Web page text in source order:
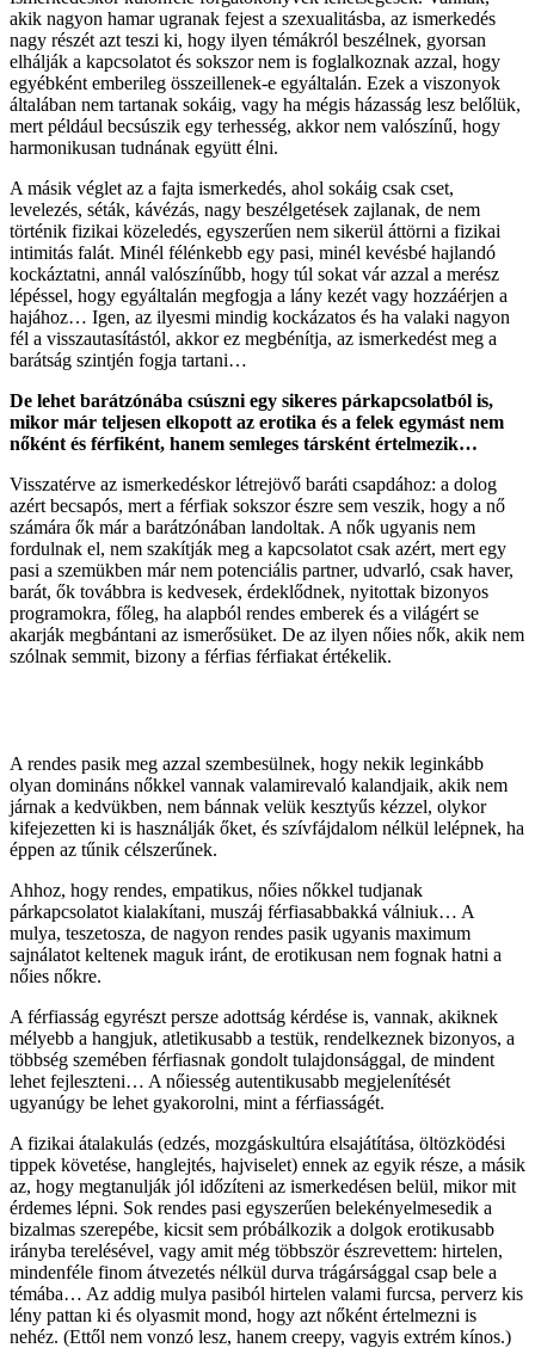
akik nagyon hamar ugranak fejest a szexualitásba, az ismerkedés
nagy részét azt teszi ki, hogy ilyen témákról beszélnek, gyorsan
elhálják a kapcsolatot és sokszor nem is foglalkoznak azzal, hogy
egyébként emberileg összeillenek-e egyáltalán. Ezek a viszonyok
általában nem tartanak sokáig, vagy ha mégis házasság lesz belőlük,
mert például becsúszik egy terhesség, akkor nem valószínű, hogy
harmonikusan tudnának együtt élni.
A másik véglet az a fajta ismerkedés, ahol sokáig csak cset,
levelezés, séták, kávézás, nagy beszélgetések zajlanak, de nem
történik fizikai közeledés, egyszerűen nem sikerül áttörni a fizikai
intimitás falát. Minél félénkebb egy pasi, minél kevésbé hajlandó
kockáztatni, annál valószínűbb, hogy túl sokat vár azzal a merész
lépéssel, hogy egyáltalán megfogja a lány kezét vagy hozzáérjen a
hajához… Igen, az ilyesmi mindig kockázatos és ha valaki nagyon
fél a visszautasítástól, akkor ez megbénítja, az ismerkedést meg a
barátság szintjén fogja tartani…
De lehet barátzónába csúszni egy sikeres párkapcsolatból is,
mikor már teljesen elkopott az erotika és a felek egymást nem
nőként és férfiként, hanem semleges társként értelmezik…
Visszatérve az ismerkedéskor létrejövő baráti csapdához: a dolog
azért becsapós, mert a férfiak sokszor észre sem veszik, hogy a nő
számára ők már a barátzónában landoltak. A nők ugyanis nem
fordulnak el, nem szakítják meg a kapcsolatot csak azért, mert egy
pasi a szemükben már nem potenciális partner, udvarló, csak haver,
barát, ők továbbra is kedvesek, érdeklődnek, nyitottak bizonyos
programokra, főleg, ha alapból rendes emberek és a világért se
akarják megbántani az ismerősüket. De az ilyen nőies nők, akik nem
szólnak semmit, bizony a férfias férfiakat értékelik.
A rendes pasik meg azzal szembesülnek, hogy nekik leginkább
olyan domináns nőkkel vannak valamirevaló kalandjaik, akik nem
járnak a kedvükben, nem bánnak velük kesztyűs kézzel, olykor
kifejezetten ki is használják őket, és szívfájdalom nélkül lelépnek, ha
éppen az tűnik célszerűnek.
Ahhoz, hogy rendes, empatikus, nőies nőkkel tudjanak
párkapcsolatot kialakítani, muszáj férfiasabbakká válniuk… A
mulya, teszetosza, de nagyon rendes pasik ugyanis maximum
sajnálatot keltenek maguk iránt, de erotikusan nem fognak hatni a
nőies nőkre.
A férfiasság egyrészt persze adottság kérdése is, vannak, akiknek
mélyebb a hangjuk, atletikusabb a testük, rendelkeznek bizonyos, a
többség szemében férfiasnak gondolt tulajdonsággal, de mindent
lehet fejleszteni… A nőiesség autentikusabb megjelenítését
ugyanúgy be lehet gyakorolni, mint a férfiasságét.
A fizikai átalakulás (edzés, mozgáskultúra elsajátítása, öltözködési
tippek követése, hanglejtés, hajviselet) ennek az egyik része, a másik
az, hogy megtanulják jól időzíteni az ismerkedésen belül, mikor mit
érdemes lépni. Sok rendes pasi egyszerűen belekényelmesedik a
bizalmas szerepébe, kicsit sem próbálkozik a dolgok erotikusabb
irányba terelésével, vagy amit még többször észrevettem: hirtelen,
mindenféle finom átvezetés nélkül durva trágársággal csap bele a
témába… Az addig mulya pasiból hirtelen valami furcsa, perverz kis
lény pattan ki és olyasmit mond, hogy azt nőként értelmezni is
nehéz. (Ettől nem vonzó lesz, hanem creepy, vagyis extrém kínos.)